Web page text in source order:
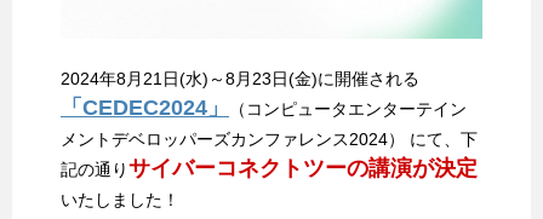
2024年8月21日(水)～8月23日(金)に開催される
「CEDEC2024」
（コンピュータエンターテイン
メントデベロッパーズカンファレンス2024） にて、下
記の通りサイバーコネクトツーの講演が決定
いたしました！